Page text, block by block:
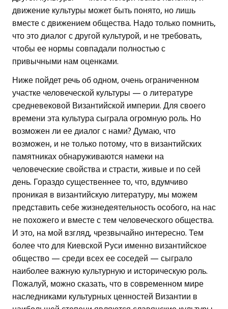
движение культуры может быть понято, но лишь
вместе с движением общества. Надо только помнить,
что это диалог с другой культурой, и не требовать,
чтобы ее нормы совпадали полностью с
привычными нам оценками.
Ниже пойдет речь об одном, очень ограниченном
участке человеческой культуры — о литературе
средневековой Византийской империи. Для своего
времени эта культура сыграла огромную роль. Но
возможен ли ее диалог с нами? Думаю, что
возможен, и не только потому, что в византийских
памятниках обнаруживаются намеки на
человеческие свойства и страсти, живые и по сей
день. Гораздо существеннее то, что, вдумчиво
проникая в византийскую литературу, мы можем
представить себе жизнедеятельность особого, на нас
не похожего и вместе с тем человеческого общества.
И это, на мой взгляд, чрезвычайно интересно. Тем
более что для Киевской Руси именно византийское
общество — среди всех ее соседей — сыграло
наиболее важную культурную и историческую роль.
Пожалуй, можно сказать, что в современном мире
наследниками культурных ценностей Византии в